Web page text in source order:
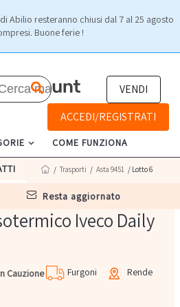
Abilio resteranno chiusi dal 7 al 25 agosto
Buone ferie !
VENDI
ACCEDI/REGISTRATI
COME FUNZIONA
resta aggiornato
/ Trasporti / Asta 9451 / Lotto 6
Iveco Daily
Cauzione Furgoni
Rende